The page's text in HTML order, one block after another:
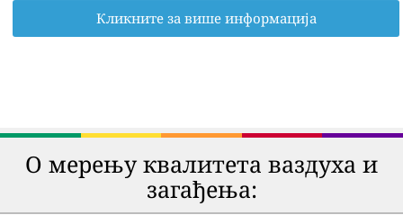
Кликните за више информација
О мерењу квалитета ваздуха и
загађења: